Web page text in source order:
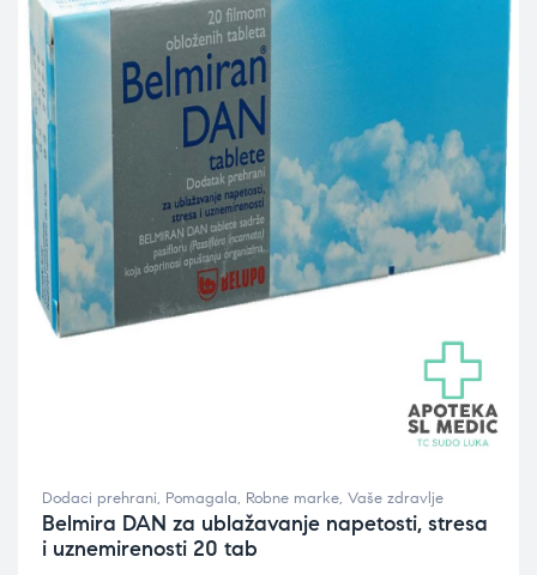
Dodaci prehrani, Pomagala, Robne marke, Vaše zdravlje
Belmira DAN za ublažavanje napetosti, stresa
i uznemirenosti 20 tab